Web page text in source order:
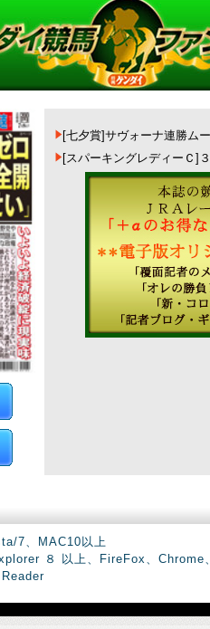
[七夕賞]サヴォーナ連勝ム
[スパーキングレディーＣ]
7、MAC10以上
８ 以上、FireFox、Chrome